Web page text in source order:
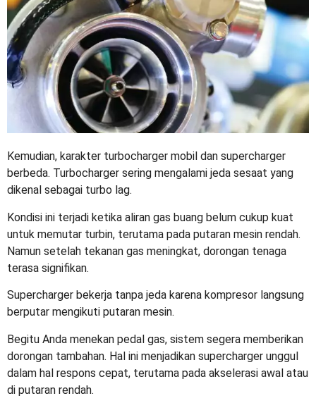
Kemudian, karakter turbocharger mobil dan supercharger
berbeda. Turbocharger sering mengalami jeda sesaat yang
dikenal sebagai turbo lag.
Kondisi ini terjadi ketika aliran gas buang belum cukup kuat
untuk memutar turbin, terutama pada putaran mesin rendah.
Namun setelah tekanan gas meningkat, dorongan tenaga
terasa signifikan.
Supercharger bekerja tanpa jeda karena kompresor langsung
berputar mengikuti putaran mesin.
Begitu Anda menekan pedal gas, sistem segera memberikan
dorongan tambahan. Hal ini menjadikan supercharger unggul
dalam hal respons cepat, terutama pada akselerasi awal atau
di putaran rendah.